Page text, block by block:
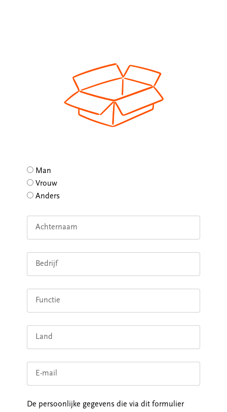
geslacht
Man
Vrouw
Anders
De persoonlijke gegevens die via dit formulier